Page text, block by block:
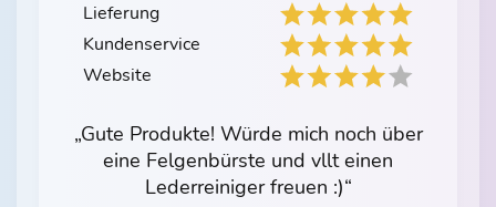
Lieferung
Kundenservice
Website
„Gute Produkte! Würde mich noch über
eine Felgenbürste und vllt einen
Lederreiniger freuen :)“